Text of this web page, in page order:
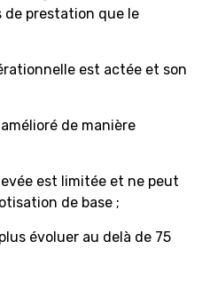
de prestation que le
est actée et son
de manière
est limitée et ne peut
de base ;
évoluer au delà de 75